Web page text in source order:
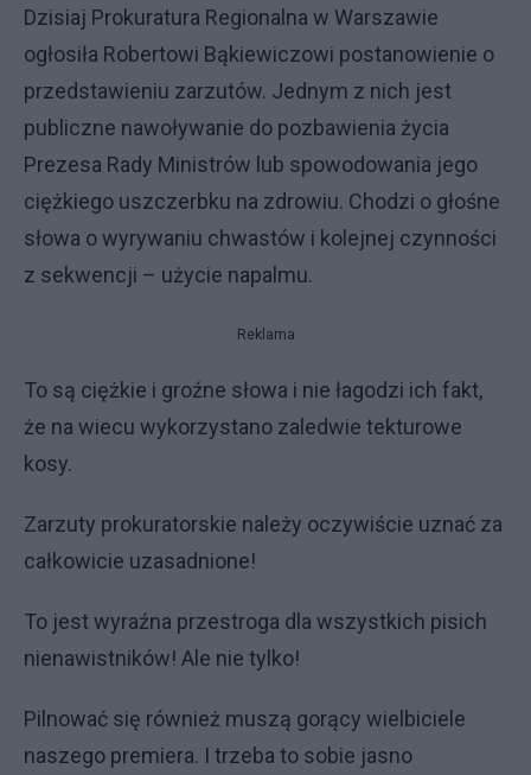
Dzisiaj Prokuratura Regionalna w Warszawie
ogłosiła Robertowi Bąkiewiczowi postanowienie o
przedstawieniu zarzutów. Jednym z nich jest
publiczne nawoływanie do pozbawienia życia
Prezesa Rady Ministrów lub spowodowania jego
ciężkiego uszczerbku na zdrowiu. Chodzi o głośne
słowa o wyrywaniu chwastów i kolejnej czynności
z sekwencji – użycie napalmu.
Reklama
To są ciężkie i groźne słowa i nie łagodzi ich fakt,
że na wiecu wykorzystano zaledwie tekturowe
kosy.
Zarzuty prokuratorskie należy oczywiście uznać za
całkowicie uzasadnione!
To jest wyraźna przestroga dla wszystkich pisich
nienawistników! Ale nie tylko!
Pilnować się również muszą gorący wielbiciele
naszego premiera. I trzeba to sobie jasno